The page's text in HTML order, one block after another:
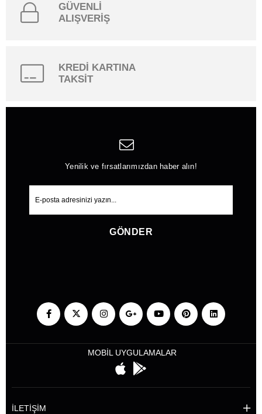
GÜVENLİ
ALIŞVERİŞ
KREDİ KARTINA
TAKSİT
Yenilik ve fırsatlarımızdan haber alın!
GÖNDER
MOBİL UYGULAMALAR
İLETİŞİM